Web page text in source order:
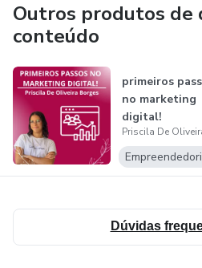
Outros produtos de
conteúdo
primeiros
no marketing
digital!
Dúvidas